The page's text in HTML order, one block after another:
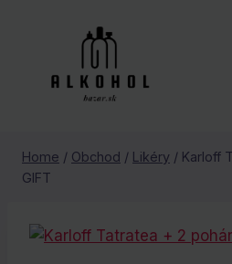
Home / Obchod / Likéry / Karloff
GIFT